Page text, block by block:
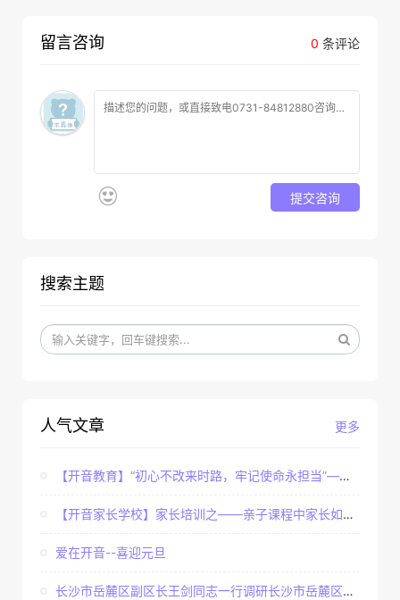
0 条评论
留言咨询
提交咨询
搜索主题
更多
人气文章
【开音教育】“初心不改来时路，牢记使命永担当”——...
【开音家长学校】家长培训之——亲子课程中家长如何辅...
爱在开音--喜迎元旦
长沙市岳麓区副区长王剑同志一行调研长沙市岳麓区开音...